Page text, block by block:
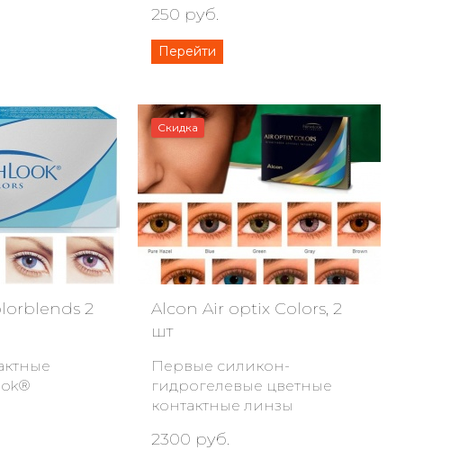
250 руб.
Перейти
2
Скидка
Alcon Air optix Colors, 2
шт
Первые силикон-
гидрогелевые цветные
контактные линзы
2300 руб.